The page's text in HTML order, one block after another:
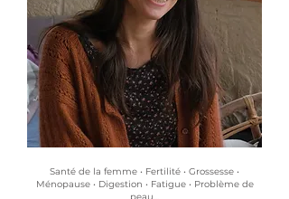
Santé de la femme • Fertilité • Grossesse •
Ménopause • Digestion • Fatigue • Problème de